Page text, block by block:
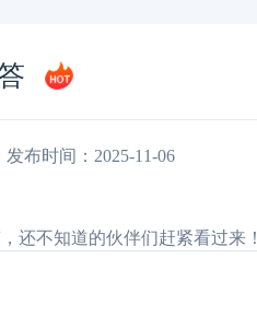
发布时间：2025-11-06
不知道的伙伴们赶紧看过来！